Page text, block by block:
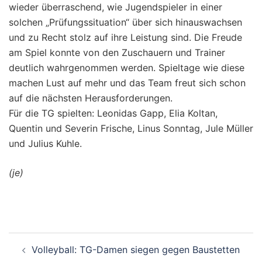
wieder überraschend, wie Jugendspieler in einer
solchen „Prüfungssituation“ über sich hinauswachsen
und zu Recht stolz auf ihre Leistung sind. Die Freude
am Spiel konnte von den Zuschauern und Trainer
deutlich wahrgenommen werden. Spieltage wie diese
machen Lust auf mehr und das Team freut sich schon
auf die nächsten Herausforderungen.
Für die TG spielten: Leonidas Gapp, Elia Koltan,
Quentin und Severin Frische, Linus Sonntag, Jule Müller
und Julius Kuhle.
(je)
Volleyball: TG-Damen siegen gegen Baustetten